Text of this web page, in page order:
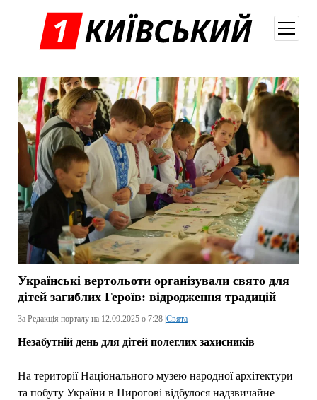
меню
Українські вертольоти організували свято для
дітей загиблих Героїв: відродження традицій
За Редакція порталу на 12.09.2025 о 7:28 | Свята
Незабутній день для дітей полеглих захисників
На території Національного музею народної архітектури
та побуту України в Пирогові відбулося надзвичайне